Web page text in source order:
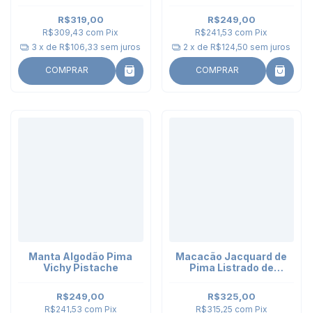
R$319,00
R$309,43 com Pix
3 x de R$106,33 sem juros
COMPRAR
R$249,00
R$241,53 com Pix
2 x de R$124,50 sem juros
COMPRAR
Manta Algodão Pima
Vichy Pistache
R$249,00
R$241,53 com Pix
Macacão Jacquard de
Pima Listrado de
Bordada Limão Siciliano
R$325,00
R$315,25 com Pix